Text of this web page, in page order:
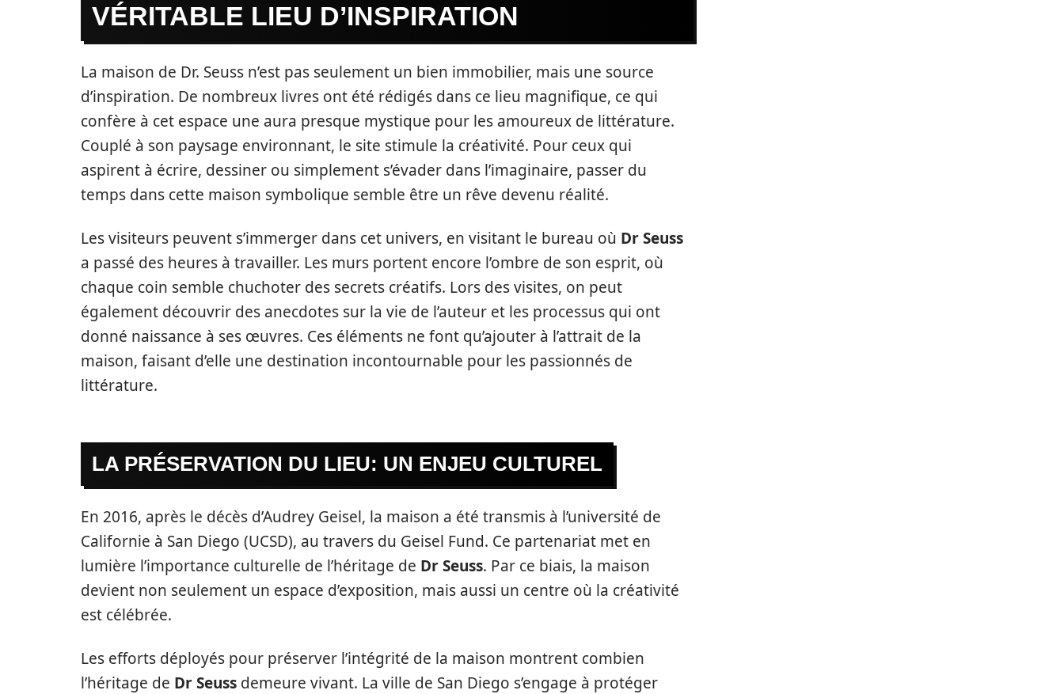
VÉRITABLE LIEU D’INSPIRATION
La maison de Dr. Seuss n’est pas seulement un bien immobilier, mais une source
d’inspiration. De nombreux livres ont été rédigés dans ce lieu magnifique, ce qui
confère à cet espace une aura presque mystique pour les amoureux de littérature.
Couplé à son paysage environnant, le site stimule la créativité. Pour ceux qui
aspirent à écrire, dessiner ou simplement s’évader dans l’imaginaire, passer du
temps dans cette maison symbolique semble être un rêve devenu réalité.
Les visiteurs peuvent s’immerger dans cet univers, en visitant le bureau où Dr Seuss
a passé des heures à travailler. Les murs portent encore l’ombre de son esprit, où
chaque coin semble chuchoter des secrets créatifs. Lors des visites, on peut
également découvrir des anecdotes sur la vie de l’auteur et les processus qui ont
donné naissance à ses œuvres. Ces éléments ne font qu’ajouter à l’attrait de la
maison, faisant d’elle une destination incontournable pour les passionnés de
littérature.
LA PRÉSERVATION DU LIEU: UN ENJEU CULTUREL
En 2016, après le décès d’Audrey Geisel, la maison a été transmis à l’université de
Californie à San Diego (UCSD), au travers du Geisel Fund. Ce partenariat met en
lumière l’importance culturelle de l’héritage de Dr Seuss. Par ce biais, la maison
devient non seulement un espace d’exposition, mais aussi un centre où la créativité
est célébrée.
Les efforts déployés pour préserver l’intégrité de la maison montrent combien
l’héritage de Dr Seuss demeure vivant. La ville de San Diego s’engage à protéger